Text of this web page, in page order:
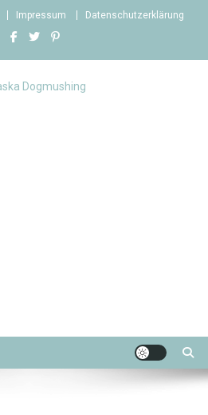
Impressum Datenschutzerklärung